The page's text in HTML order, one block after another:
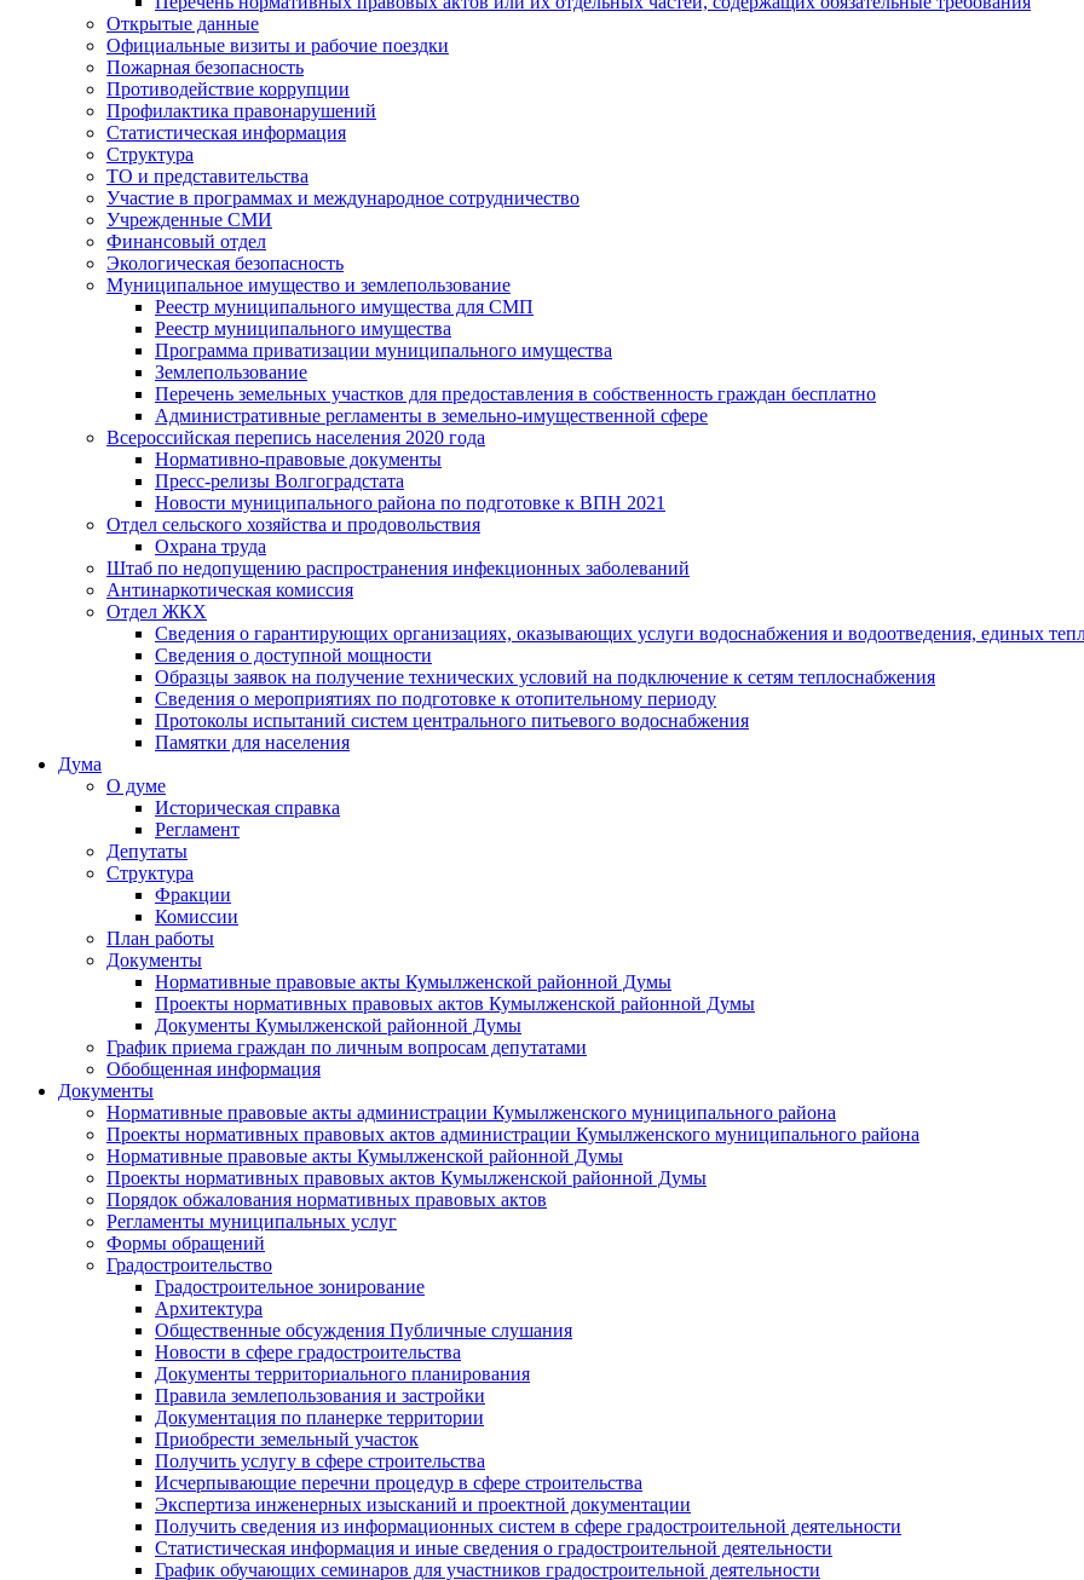
Открытые данные
Официальные визиты и рабочие поездки
Пожарная безопасность
Противодействие коррупции
Профилактика правонарушений
Статистическая информация
Структура
ТО и представительства
Участие в программах и международное сотрудничество
Учрежденные СМИ
Финансовый отдел
Экологическая безопасность
Муниципальное имущество и землепользование
Реестр муниципального имущества для СМП
Реестр муниципального имущества
Программа приватизации муниципального имущества
Землепользование
Перечень земельных участков для предоставления в собственность граждан бесплатно
Административные регламенты в земельно-имущественной сфере
Всероссийская перепись населения 2020 года
Нормативно-правовые документы
Пресс-релизы Волгоградстата
Новости муниципального района по подготовке к ВПН 2021
Отдел сельского хозяйства и продовольствия
Охрана труда
Штаб по недопущению распространения инфекционных заболеваний
Антинаркотическая комиссия
Отдел ЖКХ
Сведения о гарантирующих организациях, оказывающих услуги водоснабжения и водоотведения, единых
Сведения о доступной мощности
Образцы заявок на получение технических условий на подключение к сетям теплоснабжения
Сведения о мероприятиях по подготовке к отопительному периоду
Протоколы испытаний систем центрального питьевого водоснабжения
Памятки для населения
Дума
О думе
Историческая справка
Регламент
Депутаты
Структура
Фракции
Комиссии
План работы
Документы
Нормативные правовые акты Кумылженской районной Думы
Проекты нормативных правовых актов Кумылженской районной Думы
Документы Кумылженской районной Думы
График приема граждан по личным вопросам депутатами
Обобщенная информация
Документы
Нормативные правовые акты администрации Кумылженского муниципального района
Проекты нормативных правовых актов администрации Кумылженского муниципального района
Нормативные правовые акты Кумылженской районной Думы
Проекты нормативных правовых актов Кумылженской районной Думы
Порядок обжалования нормативных правовых актов
Регламенты муниципальных услуг
Формы обращений
Градостроительство
Градостроительное зонирование
Архитектура
Общественные обсуждения Публичные слушания
Новости в сфере градостроительства
Документы территориального планирования
Правила землепользования и застройки
Документация по планерке территории
Приобрести земельный участок
Получить услугу в сфере строительства
Исчерпывающие перечни процедур в сфере строительства
Экспертиза инженерных изысканий и проектной документации
Получить сведения из информационных систем в сфере градостроительной деятельности
Статистическая информация и иные сведения о градостроительной деятельности
График обучающих семинаров для участников градостроительной деятельности